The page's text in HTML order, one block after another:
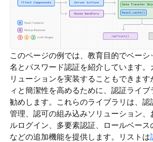
このページの例では、教育目的でベーシ
名とパスワード認証を紹介しています。
リューションを実装することもできます
ィと簡潔性を高めるために、認証ライブ
勧めします。これらのライブラリは、認
管理、認可の組み込みソリューション、
ルログイン、多要素認証、ロールベース
などの追加機能を提供します。リストは